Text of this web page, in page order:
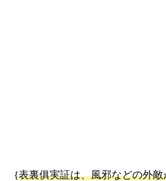
{表裏俱実証は、風邪などの外